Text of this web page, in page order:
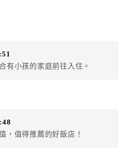
原訂飯店）
。（限原訂飯店）
宿金額」時，請注意！為避免飯
，如逾時未提出申辦，視同無條
有小孩的家庭前往入住。
，值得推薦的好飯店！